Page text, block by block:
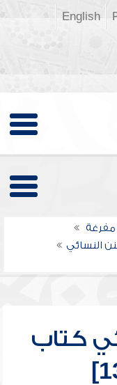
English
النسائي
كتاب